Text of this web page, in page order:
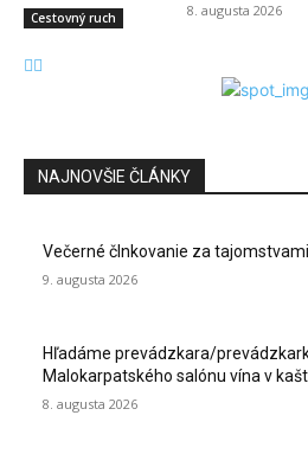
Cestovný ruch 8. augusta 2026
NAJNOVŠIE ČLÁNKY
Večerné člnkovanie za
9. augusta 2026
Hľadáme prevádzkara/
Malokarpatského salónu vína v
8. augusta 2026